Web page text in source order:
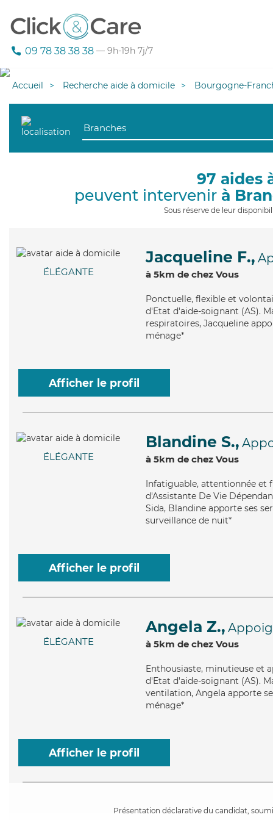
09 78 38 38 38 — 9h-19h 7j/7
Accueil Recherche aide à domicile Bourgogne-
97 aides
peuvent intervenir à
Sous réserve de leur
ÉLÉGANTE
Jacqueline F.,
à 5km de chez Vous
Ponctuelle, flexible et
d'Etat d'aide-soignant (AS).
respiratoires, Jacqueline
ménage*
Afficher le profil
ÉLÉGANTE
Blandine S.,
à 5km de chez Vous
Infatiguable, attentionnée et
d'Assistante De Vie
Sida, Blandine apporte ses
surveillance de nuit*
Afficher le profil
ÉLÉGANTE
Angela Z.,
à 5km de chez Vous
Enthousiaste, minutieuse et
d'Etat d'aide-soignant (AS).
ventilation, Angela apporte
ménage*
Afficher le profil
Présentation déclarative du candidat,